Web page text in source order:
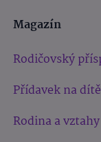
Magazín
Rodičovský
Přídavek na dítě
Rodina a vztahy